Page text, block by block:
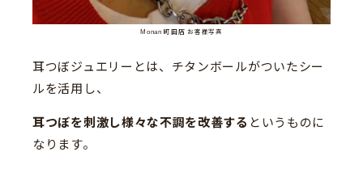
Monan 町田店 お客様写真
耳つぼジュエリーとは、チタンボールがついたシー
ルを活用し、
耳つぼを刺激し様々な不調を改善する というものに
なります。